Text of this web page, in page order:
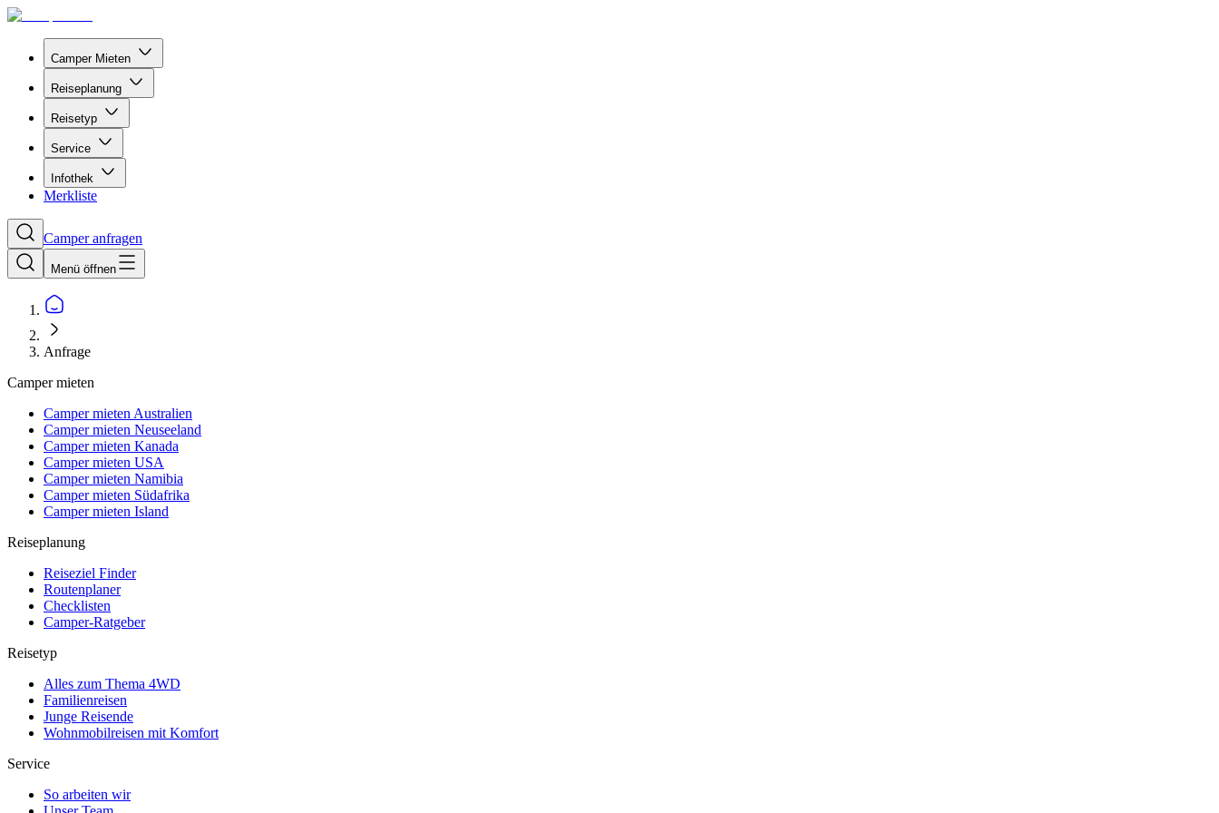
Camper Mieten
Reiseplanung
Reisetyp
Service
Infothek
Merkliste
Camper anfragen
Menü öffnen
Anfrage
Camper mieten
Camper mieten Australien
Camper mieten Neuseeland
Camper mieten Kanada
Camper mieten USA
Camper mieten Namibia
Camper mieten Südafrika
Camper mieten Island
Reiseplanung
Reiseziel Finder
Routenplaner
Checklisten
Camper-Ratgeber
Reisetyp
Alles zum Thema 4WD
Familienreisen
Junge Reisende
Wohnmobilreisen mit Komfort
Service
So arbeiten wir